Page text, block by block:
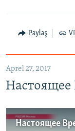
Paylaş
Aprel 27, 2017
Настоящее
Настоящее